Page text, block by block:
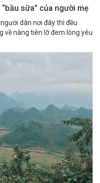
sữa” của người mẹ
dân nơi đây thì đều
về nàng tiên lỡ đem lòng yêu